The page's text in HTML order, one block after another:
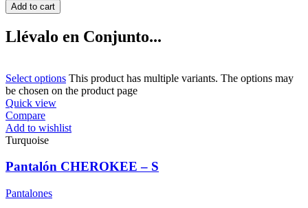
Add to cart
Llévalo en Conjunto...
Select options This product has multiple variants. The options may
be chosen on the product page
Quick view
Compare
Add to wishlist
Turquoise
Pantalón CHEROKEE – S
Pantalones